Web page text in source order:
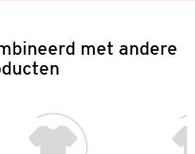
met andere